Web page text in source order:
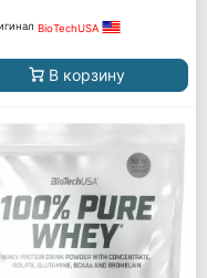
BioTechUSA
В корзину